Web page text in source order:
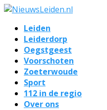
Leiden
Leiderdorp
Oegstgeest
Voorschoten
Zoeterwoude
Sport
112 in de regio
Over ons